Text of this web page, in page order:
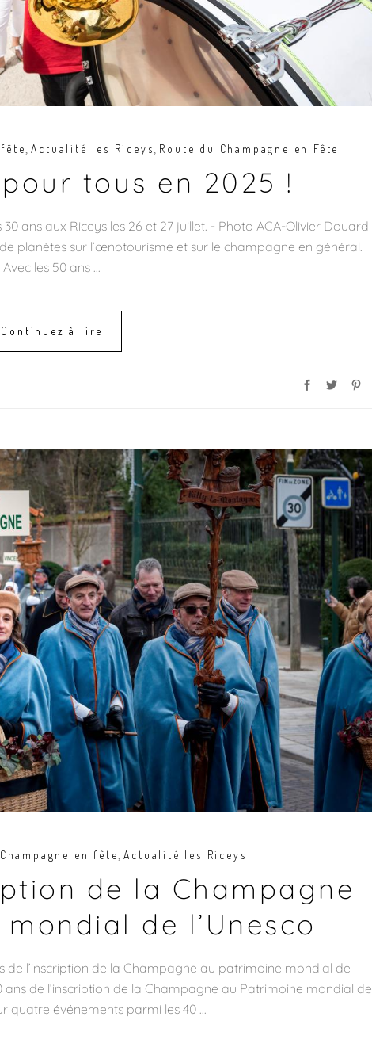
,Actualité les Riceys Route du Champagne en Fête
tous en 2025 !
ans aux Riceys les 26 et 27 juillet. - Photo ACA-Olivier Douard
planètes sur l’œnotourisme et sur le champagne en général.
Avec les 50 ans
Continuez à lire
en fête,Actualité les Riceys
de la Champagne
de l’Unesco
de l’inscription de la Champagne au patrimoine mondial de
ans de l’inscription de la Champagne au Patrimoine mondial de
quatre événements parmi les 40